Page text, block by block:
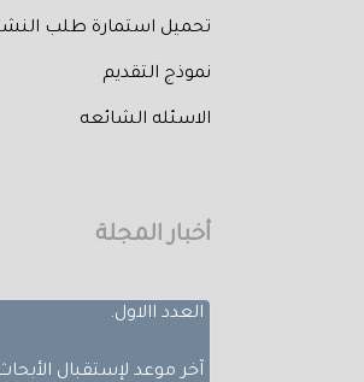
تحميل استمارة طلب
نموذج التقديم
الاسئله الشائعه
أخبار المجلة
تم إصدار العدد الثالث من
مختلفة، تجده عبر أعداد
العدد االاول.
آخر موعد لإستقبال الأبحاث: